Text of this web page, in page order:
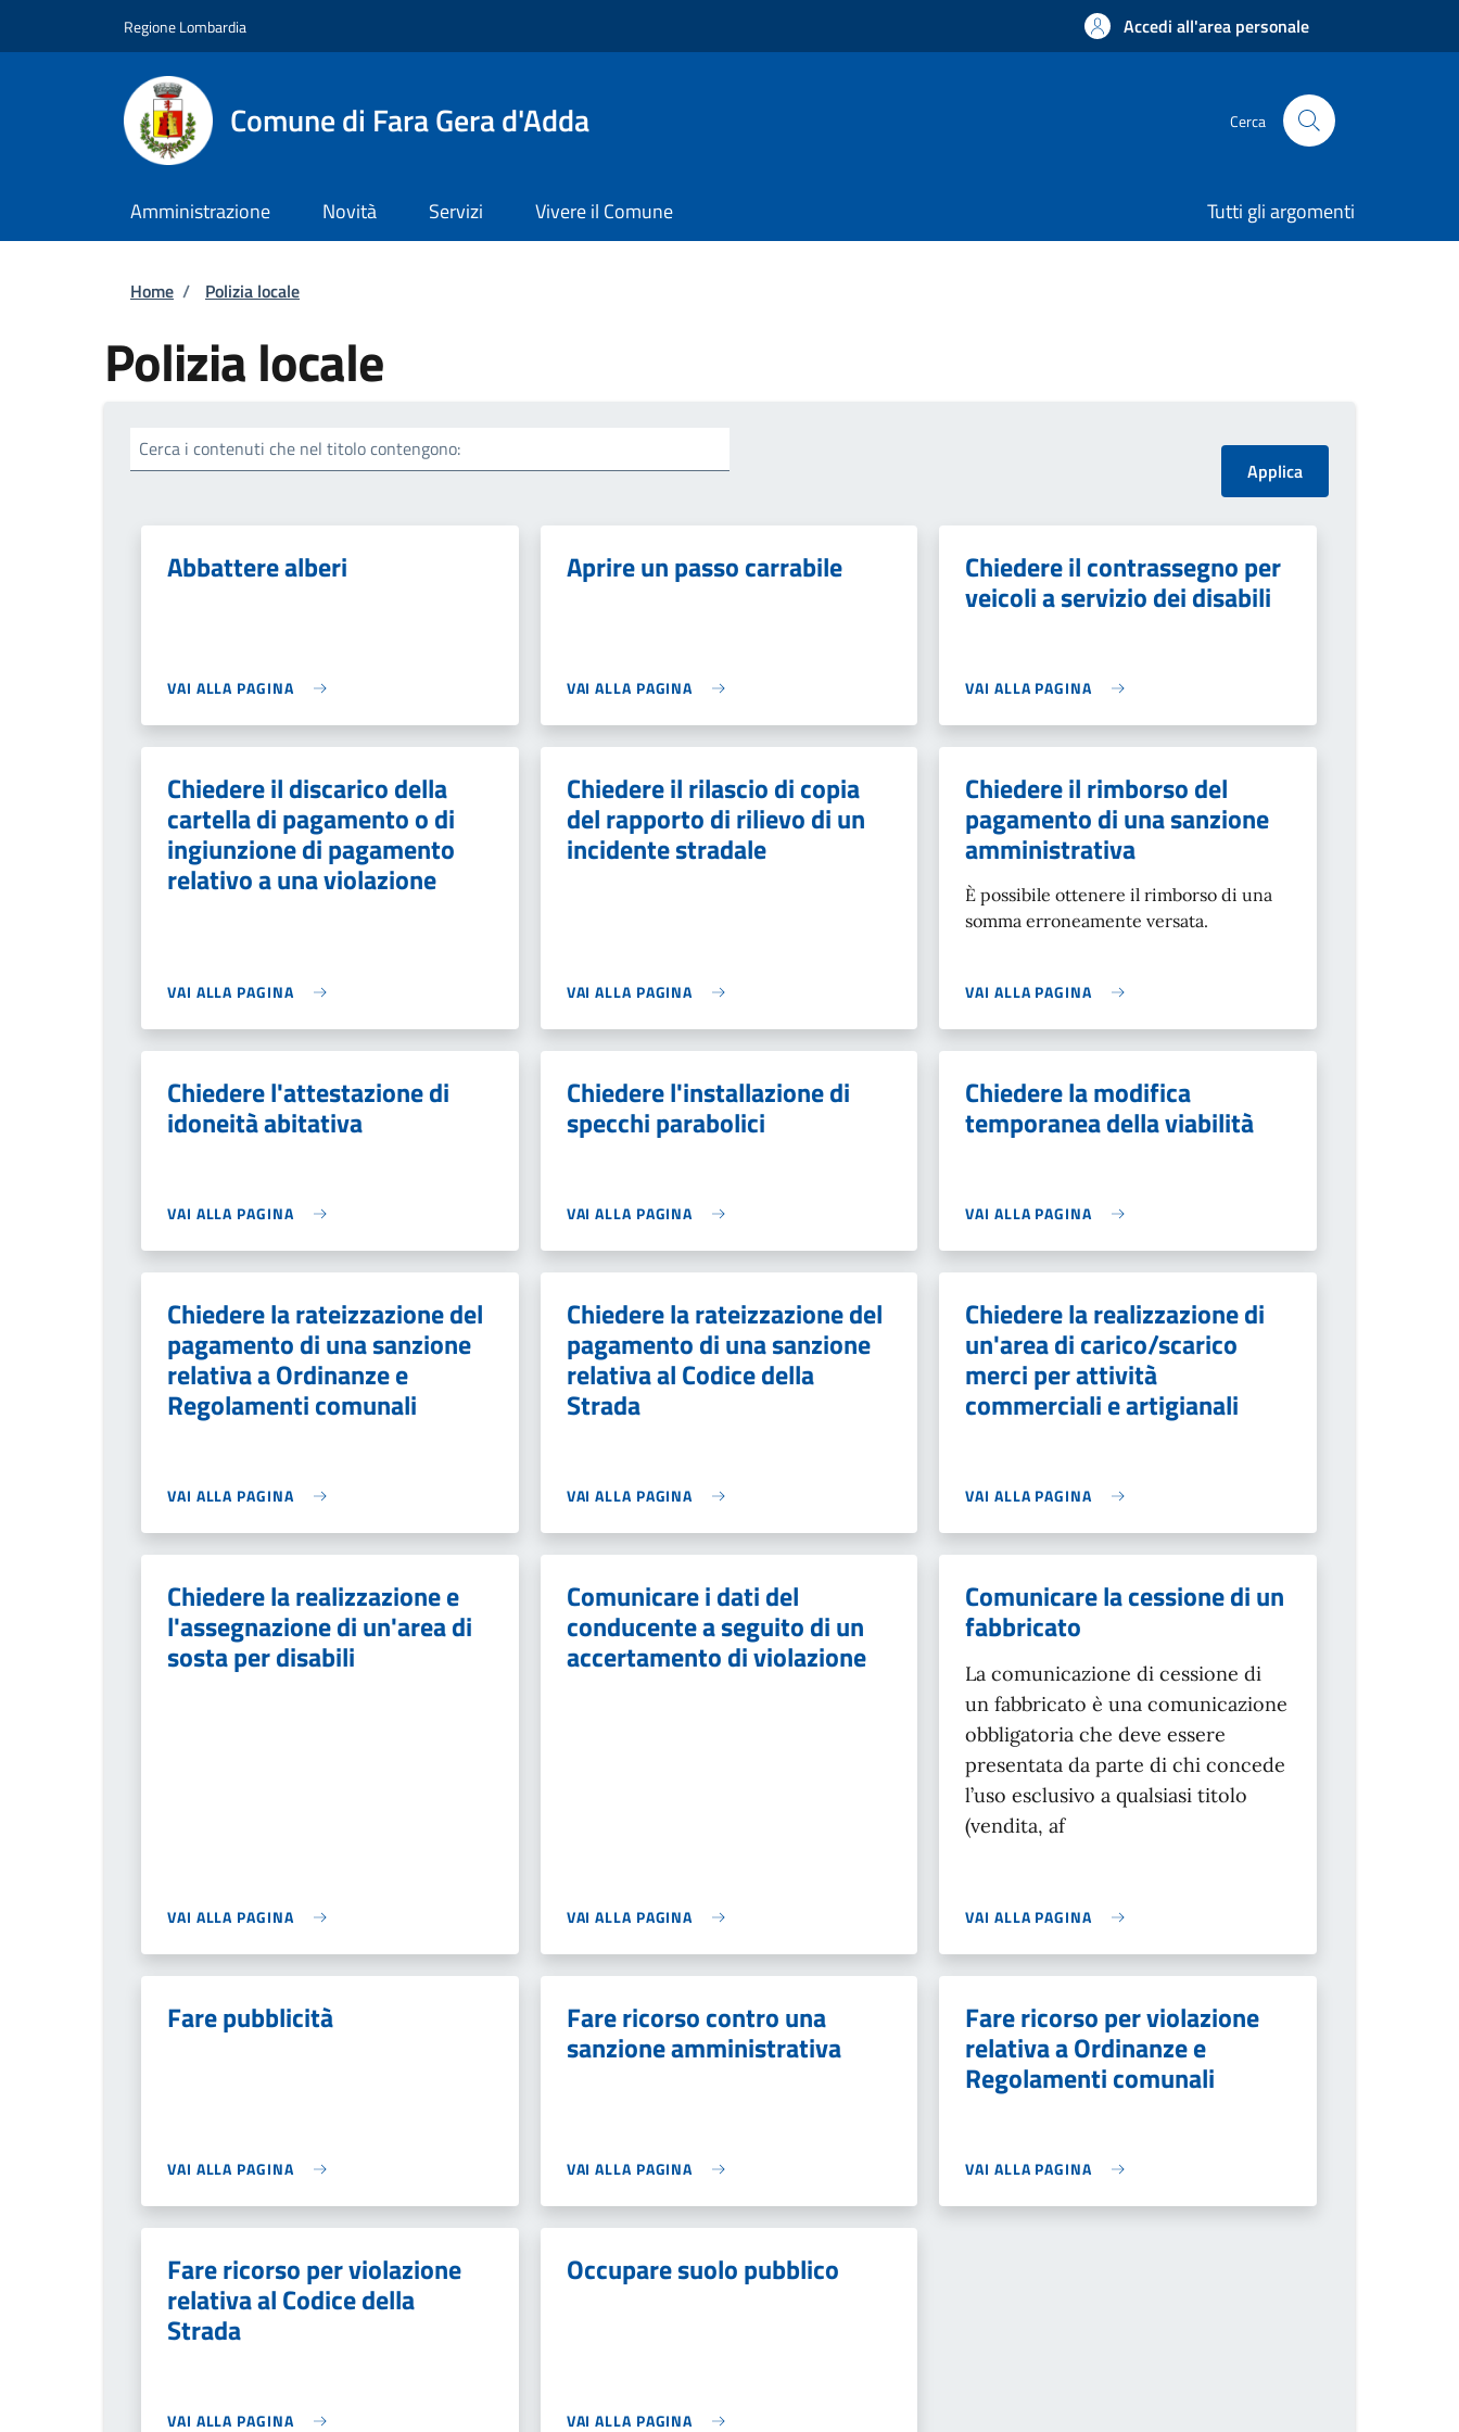
Regione Lombardia Accedi all'area personale
Comune di Fara Gera d'Adda Cerca
Amministrazione Novità Servizi Vivere il Comune Tutti gli argomenti
Briciole di pane
Home / Polizia locale
Polizia locale
Cerca i contenuti che nel titolo contengono:
Abbattere alberi
VAI ALLA PAGINA
Aprire un passo carrabile
VAI ALLA PAGINA
Chiedere il contrassegno per
veicoli a servizio dei disabili
VAI ALLA PAGINA
Chiedere il discarico della
cartella di pagamento o di
ingiunzione di pagamento
relativo a una violazione
VAI ALLA PAGINA
Chiedere il rilascio di copia
del rapporto di rilievo di un
incidente stradale
VAI ALLA PAGINA
Chiedere il rimborso del
pagamento di una sanzione
amministrativa
È possibile ottenere il rimborso di una
somma erroneamente versata.
VAI ALLA PAGINA
Chiedere l'attestazione di
idoneità abitativa
VAI ALLA PAGINA
Chiedere l'installazione di
specchi parabolici
VAI ALLA PAGINA
Chiedere la modifica
temporanea della viabilità
VAI ALLA PAGINA
Chiedere la rateizzazione del
pagamento di una sanzione
relativa a Ordinanze e
Regolamenti comunali
VAI ALLA PAGINA
Chiedere la rateizzazione del
pagamento di una sanzione
relativa al Codice della
Strada
VAI ALLA PAGINA
Chiedere la realizzazione di
un'area di carico/scarico
merci per attività
commerciali e artigianali
VAI ALLA PAGINA
Chiedere la realizzazione e
l'assegnazione di un'area di
sosta per disabili
VAI ALLA PAGINA
Comunicare i dati del
conducente a seguito di un
accertamento di violazione
VAI ALLA PAGINA
Comunicare la cessione di un
fabbricato
La comunicazione di cessione di
un fabbricato è una comunicazione
obbligatoria che deve essere
presentata da parte di chi concede
l’uso esclusivo a qualsiasi titolo
(vendita, af
VAI ALLA PAGINA
Fare pubblicità
VAI ALLA PAGINA
Fare ricorso contro una
sanzione amministrativa
VAI ALLA PAGINA
Fare ricorso per violazione
relativa a Ordinanze e
Regolamenti comunali
VAI ALLA PAGINA
Fare ricorso per violazione
relativa al Codice della
Strada
VAI ALLA PAGINA
Occupare suolo pubblico
VAI ALLA PAGINA